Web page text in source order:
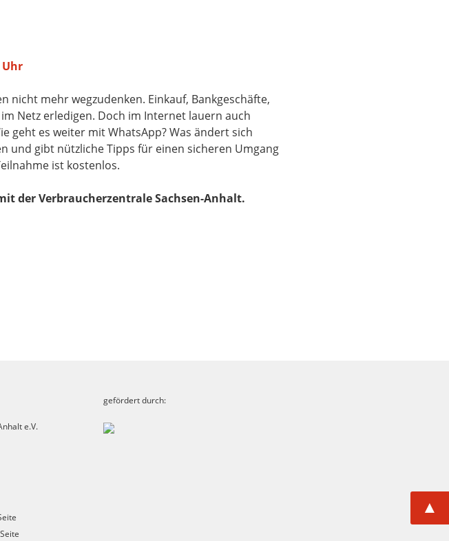
Uhr
mehr wegzudenken. Einkauf, Bankgeschäfte,
Netz erledigen. Doch im Internet lauern auch
geht es weiter mit WhatsApp? Was ändert sich
und gibt nützliche Tipps für einen sicheren Umgang
ist kostenlos.
der Verbraucherzentrale Sachsen-Anhalt.
e.V.
gefördert durch:
▲